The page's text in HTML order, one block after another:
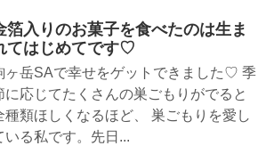
箔入りのお菓子を食べたのは生ま
てはじめてです♡
ヶ岳SAで幸せをゲットできました♡ 季
に応じてたくさんの巣ごもりがでると
種類ほしくなるほど、 巣ごもりを愛し
いる私です。先日...